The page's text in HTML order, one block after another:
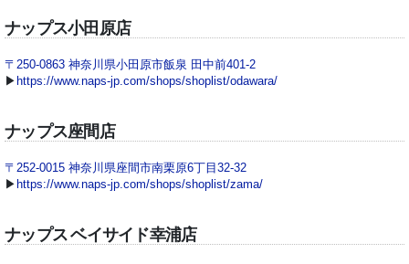
ナップス小田原店
〒250-0863 神奈川県小田原市飯泉 田中前401-2
▶ https://www.naps-jp.com/shops/shoplist/odawara/
ナップス座間店
〒252-0015 神奈川県座間市南栗原6丁目32-32
▶ https://www.naps-jp.com/shops/shoplist/zama/
ナップス ベイサイド幸浦店